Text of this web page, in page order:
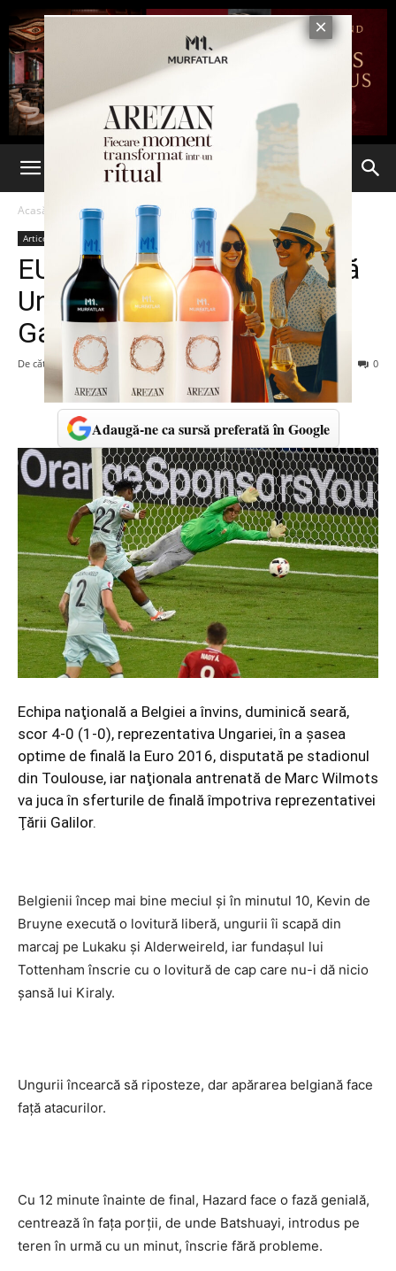
Acasă Articole
Articole
EURO 2016: Belgia spulberă
Ungaria şi dă piept cu Ţara
Galilor în sferturi
De către 27 iunie 2016 0
Adaugă-ne ca sursă preferată în Google
Echipa naţională a Belgiei a învins, duminică seară,
scor 4-0 (1-0), reprezentativa Ungariei, în a şasea
optime de finală la Euro 2016, disputată pe stadionul
din Toulouse, iar naţionala antrenată de Marc Wilmots
va juca în sferturile de finală împotriva reprezentativei
Ţării Galilor.
Belgienii încep mai bine meciul şi în minutul 10, Kevin de
Bruyne execută o lovitură liberă, ungurii îi scapă din
marcaj pe Lukaku şi Alderweireld, iar fundaşul lui
Tottenham înscrie cu o lovitură de cap care nu-i dă nicio
şansă lui Kiraly.
Ungurii încearcă să riposteze, dar apărarea belgiană face
faţă atacurilor.
Cu 12 minute înainte de final, Hazard face o fază genială,
centrează în faţa porţii, de unde Batshuayi, introdus pe
teren în urmă cu un minut, înscrie fără probleme.